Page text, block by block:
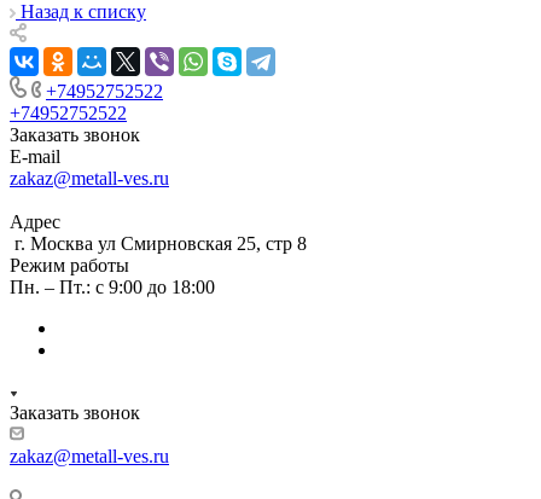
Назад к списку
+74952752522
+74952752522
Заказать звонок
E-mail
zakaz@metall-ves.ru
Адрес
г. Москва ул Смирновская 25, стр 8
Режим работы
Пн. – Пт.: с 9:00 до 18:00
Заказать звонок
zakaz@metall-ves.ru